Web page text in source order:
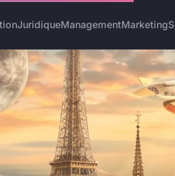
JuridiqueManagementMarketing